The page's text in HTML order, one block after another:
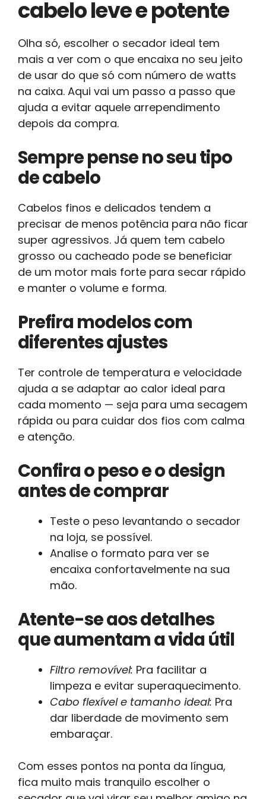
cabelo leve e potente
Olha só, escolher o secador ideal tem
mais a ver com o que encaixa no seu jeito
de usar do que só com número de watts
na caixa. Aqui vai um passo a passo que
ajuda a evitar aquele arrependimento
depois da compra.
Sempre pense no seu tipo
de cabelo
Cabelos finos e delicados tendem a
precisar de menos potência para não ficar
super agressivos. Já quem tem cabelo
grosso ou cacheado pode se beneficiar
de um motor mais forte para secar rápido
e manter o volume e forma.
Prefira modelos com
diferentes ajustes
Ter controle de temperatura e velocidade
ajuda a se adaptar ao calor ideal para
cada momento — seja para uma secagem
rápida ou para cuidar dos fios com calma
e atenção.
Confira o peso e o design
antes de comprar
Teste o peso levantando o secador
na loja, se possível.
Analise o formato para ver se
encaixa confortavelmente na sua
mão.
Atente-se aos detalhes
que aumentam a vida útil
Filtro removível: Pra facilitar a
limpeza e evitar superaquecimento.
Cabo flexível e tamanho ideal: Pra
dar liberdade de movimento sem
embaraçar.
Com esses pontos na ponta da língua,
fica muito mais tranquilo escolher o